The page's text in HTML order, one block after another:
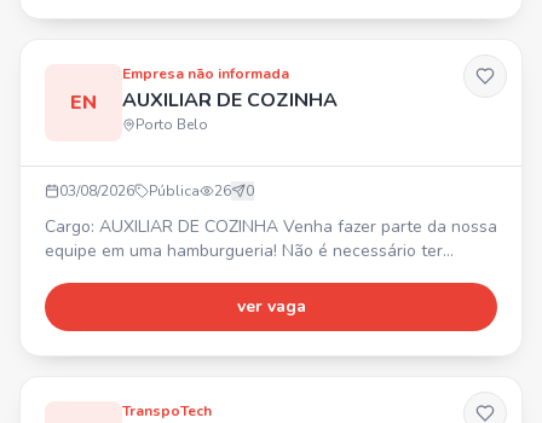
EN
Empresa não informada
AUXILIAR DE COZINHA
Porto Belo
03/08/2026 Pública 26 0
Cargo: AUXILIAR DE COZINHA Venha fazer parte da nossa
equipe em uma hamburgueria! Não é necessário ter
aprender e crescer. 📍 Balneário Camboriú - Bairro das
Nações ⏰ Terça a domingo, das 16h10 às 00h20 ✅
ver vaga
TranspoTech